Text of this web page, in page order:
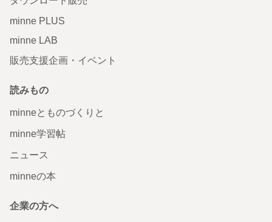
minne PLUS
minne LAB
販売支援企画・イベント
読みもの
minneとものづくりと
minne学習帖
ニュース
minneの本
企業の方へ